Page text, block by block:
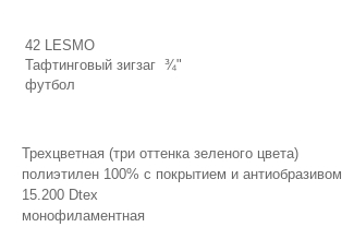
42 LESMO
Тафтинговый зигзаг ¾"
футбол
Трехцветная (три оттенка зеленого цвета)
полиэтилен 100% с покрытием и антиобразивом
15.200 Dtex
монофиламентная